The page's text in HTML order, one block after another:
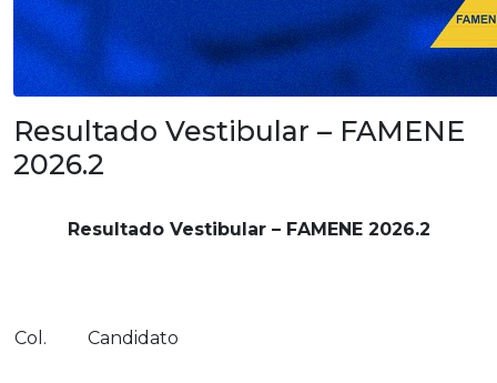
Resultado Vestibular – FAMENE
2026.2
Resultado Vestibular – FAMENE 2026.2
Col. Candidato